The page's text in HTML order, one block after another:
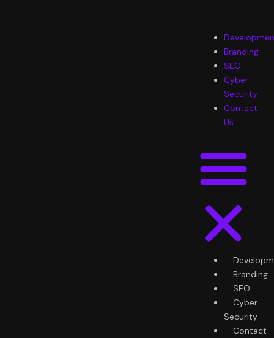
Branding
SEO
Cyber
Security
Contact
Us
Menu
Branding
SEO
Cyber
Security
Contact